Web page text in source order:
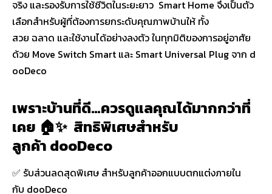
จริง และรองรับการใช้ชีวิตในระยะยาว Smart Home จึงเป็นตัว
เลือกสำหรับผู้ที่ต้องการยกระดับคุณภาพบ้านให้ ทั้ง
สวย ฉลาด และใช้งานได้อย่างลงตัว ในทุกมิติของการอยู่อาศัย
ด้วย Move Switch Smart และ Smart Universal Plug จาก d
ooDeco
เพราะบ้านที่ดี…ควรดูแลคุณได้มากกว่าที่
เคย 🏠✨ สิทธิพิเศษสำหรับ
ลูกค้า dooDeco
✅ รับส่วนลดสุดพิเศษ สำหรับลูกค้าออกแบบตกแต่งภายใน
กับ dooDeco